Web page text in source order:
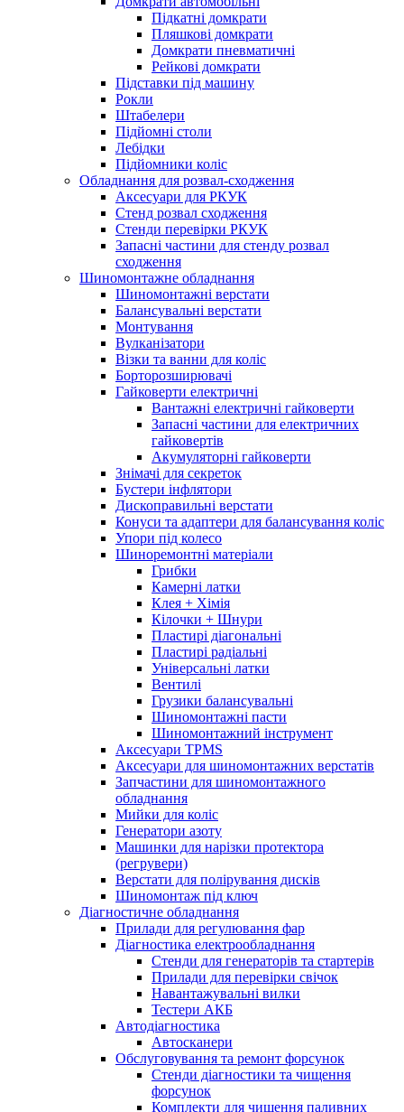
Підкатні домкрати
Пляшкові домкрати
Домкрати пневматичні
Рейкові домкрати
Підставки під машину
Рокли
Штабелери
Підйомні столи
Лебідки
Підйомники коліс
Обладнання для розвал-сходження
Аксесуари для РКУК
Стенд розвал сходження
Стенди перевірки РКУК
Запасні частини для стенду розвал
сходження
Шиномонтажне обладнання
Шиномонтажні верстати
Балансувальні верстати
Монтування
Вулканізатори
Візки та ванни для коліс
Борторозширювачі
Гайковерти електричні
Вантажні електричні гайковерти
Запасні частини для електричних
гайковертів
Акумуляторні гайковерти
Знімачі для секреток
Бустери інфлятори
Дископравильні верстати
Конуси та адаптери для балансування коліс
Упори під колесо
Шиноремонтні матеріали
Грибки
Камерні латки
Клея + Хімія
Кілочки + Шнури
Пластирі діагональні
Пластирі радіальні
Універсальні латки
Вентилі
Грузики балансувальні
Шиномонтажні пасти
Шиномонтажний інструмент
Аксесуари TPMS
Аксесуари для шиномонтажних верстатів
Запчастини для шиномонтажного
обладнання
Мийки для коліс
Генератори азоту
Машинки для нарізки протектора
(регрувери)
Верстати для полірування дисків
Шиномонтаж під ключ
Діагностичне обладнання
Прилади для регулювання фар
Діагностика електрообладнання
Стенди для генераторів та стартерів
Прилади для перевірки свічок
Навантажувальні вилки
Тестери АКБ
Автодіагностика
Автосканери
Обслуговування та ремонт форсунок
Стенди діагностики та чищення
форсунок
Комплекти для чищення паливних